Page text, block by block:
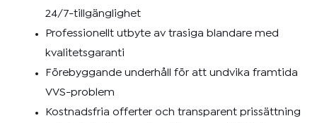
24/7-tillgänglighet
Professionellt utbyte av trasiga blandare med
kvalitetsgaranti
Förebyggande underhåll för att undvika framtida
VVS-problem
Kostnadsfria offerter och transparent prissättning